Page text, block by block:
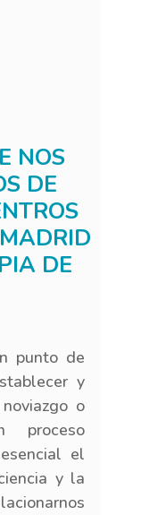
NOS
DE
DE
punto de
y
o
proceso
el
y la